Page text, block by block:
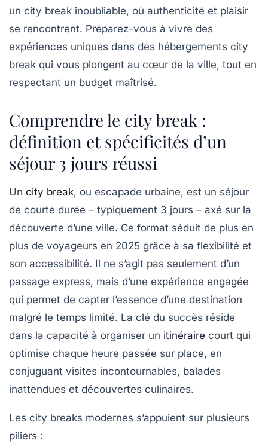
un city break inoubliable, où authenticité et plaisir
se rencontrent. Préparez-vous à vivre des
expériences uniques dans des hébergements city
break qui vous plongent au cœur de la ville, tout en
respectant un budget maîtrisé.
Comprendre le city break :
définition et spécificités d’un
séjour 3 jours réussi
Un city break, ou escapade urbaine, est un séjour
de courte durée – typiquement 3 jours – axé sur la
découverte d’une ville. Ce format séduit de plus en
plus de voyageurs en 2025 grâce à sa flexibilité et
son accessibilité. Il ne s’agit pas seulement d’un
passage express, mais d’une expérience engagée
qui permet de capter l’essence d’une destination
malgré le temps limité. La clé du succès réside
dans la capacité à organiser un itinéraire court qui
optimise chaque heure passée sur place, en
conjuguant visites incontournables, balades
inattendues et découvertes culinaires.
Les city breaks modernes s’appuient sur plusieurs
piliers :